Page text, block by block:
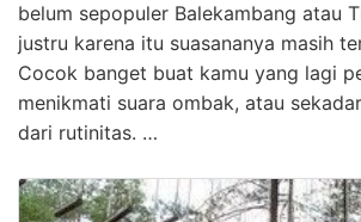
belum sepopuler Balekambang atau
justru karena itu suasananya masih
Cocok banget buat kamu yang lagi
menikmati suara ombak, atau
dari rutinitas. …